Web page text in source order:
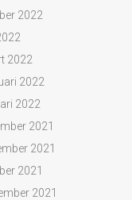
2022
2022
2022
2022
2021
2021
2021
2021